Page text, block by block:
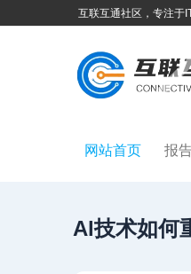
互联互通社区，专注于
网站首页 报
Al技术如何